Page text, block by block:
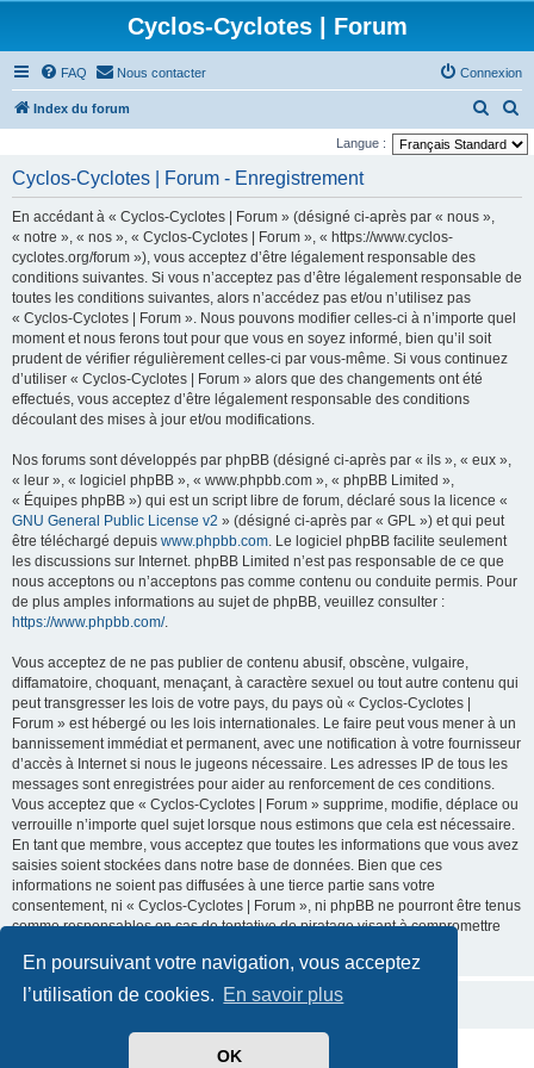
En poursuivant votre navigation, vous acceptez
l’utilisation de cookies. En savoir plus
OK
Cyclos-Cyclotes | Forum
FAQ Nous contacter Connexion
Index du forum
e
e
e
c
r
Langue :
Cyclos-Cyclotes | Forum - Enregistrement
En accédant à « Cyclos-Cyclotes | Forum » (désigné ci-après par « nous »,
« notre », « nos », « Cyclos-Cyclotes | Forum », « https://www.cyclos-
cyclotes.org/forum »), vous acceptez d’être légalement responsable des
conditions suivantes. Si vous n’acceptez pas d’être légalement responsable de
toutes les conditions suivantes, alors n’accédez pas et/ou n’utilisez pas
« Cyclos-Cyclotes | Forum ». Nous pouvons modifier celles-ci à n’importe quel
moment et nous ferons tout pour que vous en soyez informé, bien qu’il soit
prudent de vérifier régulièrement celles-ci par vous-même. Si vous continuez
d’utiliser « Cyclos-Cyclotes | Forum » alors que des changements ont été
effectués, vous acceptez d’être légalement responsable des conditions
découlant des mises à jour et/ou modifications.
Nos forums sont développés par phpBB (désigné ci-après par « ils », « eux »,
« leur », « logiciel phpBB », « www.phpbb.com », « phpBB Limited »,
« Équipes phpBB ») qui est un script libre de forum, déclaré sous la licence «
GNU General Public License v2 » (désigné ci-après par « GPL ») et qui peut
être téléchargé depuis www.phpbb.com. Le logiciel phpBB facilite seulement
les discussions sur Internet. phpBB Limited n’est pas responsable de ce que
nous acceptons ou n’acceptons pas comme contenu ou conduite permis. Pour
de plus amples informations au sujet de phpBB, veuillez consulter :
https://www.phpbb.com/.
Vous acceptez de ne pas publier de contenu abusif, obscène, vulgaire,
diffamatoire, choquant, menaçant, à caractère sexuel ou tout autre contenu qui
peut transgresser les lois de votre pays, du pays où « Cyclos-Cyclotes |
Forum » est hébergé ou les lois internationales. Le faire peut vous mener à un
bannissement immédiat et permanent, avec une notification à votre fournisseur
d’accès à Internet si nous le jugeons nécessaire. Les adresses IP de tous les
messages sont enregistrées pour aider au renforcement de ces conditions.
Vous acceptez que « Cyclos-Cyclotes | Forum » supprime, modifie, déplace ou
verrouille n’importe quel sujet lorsque nous estimons que cela est nécessaire.
En tant que membre, vous acceptez que toutes les informations que vous avez
saisies soient stockées dans notre base de données. Bien que ces
informations ne soient pas diffusées à une tierce partie sans votre
consentement, ni « Cyclos-Cyclotes | Forum », ni phpBB ne pourront être tenus
comme responsables en cas de tentative de piratage visant à compromettre
phpBB ® Forum Software © phpBB Limited